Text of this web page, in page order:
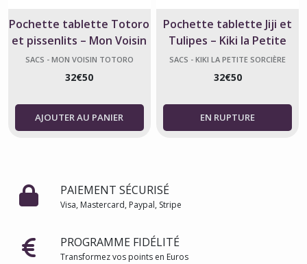
Pochette tablette Totoro
et pissenlits – Mon Voisin
Totoro
SACS - MON VOISIN TOTORO
32€50
AJOUTER AU PANIER
Pochette tablette Jiji et
Tulipes – Kiki la Petite
Sorcière
SACS - KIKI LA PETITE SORCIÈRE
32€50
PAIEMENT SÉCURISÉ
Visa, Mastercard, Paypal, Stripe
PROGRAMME FIDÉLITÉ
Transformez vos points en Euros